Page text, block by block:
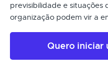
previsibilidade e situações
organização podem vir a
Quero iniciar